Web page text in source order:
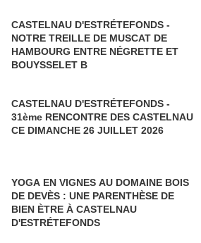
CASTELNAU D'ESTRÉTEFONDS -
NOTRE TREILLE DE MUSCAT DE
HAMBOURG ENTRE NÉGRETTE ET
BOUYSSELET B
CASTELNAU D'ESTRÉTEFONDS -
31ème RENCONTRE DES CASTELNAU
CE DIMANCHE 26 JUILLET 2026
YOGA EN VIGNES AU DOMAINE BOIS
DE DEVÈS : UNE PARENTHÈSE DE
BIEN ÈTRE À CASTELNAU
D'ESTRÉTEFONDS